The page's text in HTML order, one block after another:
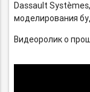
Dassault
моделирования
Видеоролик о